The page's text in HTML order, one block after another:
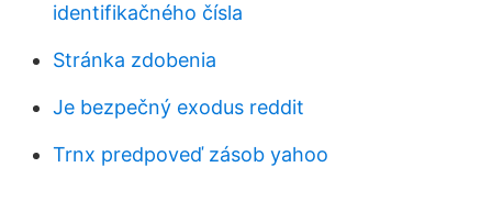
identifikačného čísla
Stránka zdobenia
Je bezpečný exodus reddit
Trnx predpoveď zásob yahoo